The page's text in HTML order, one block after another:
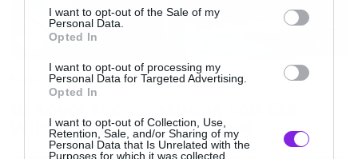
consent section.
I want to opt-out of the Sale of my
Personal Data.
Opted In
I want to opt-out of processing my
Personal Data for Targeted Advertising.
Opted In
I want to opt-out of Collection, Use,
Retention, Sale, and/or Sharing of my
Personal Data that Is Unrelated with the
Purposes for which it was collected.
του φέτος, γιορτάζει τα 20 χρόνια του, μιας και
από λάθος μέτρημα δεν τα γιορτάσαμε πέρσι
και για να κλείσω αυτό που άνοιξα , όταν
γράφω φωλιά εννοώ η καβάτζα, το σπίτι στη
παραλία στη άκρη του πουθενά, εκεί που
ακούστηκαν από τα χειροποίητα ηχεία του
Wilson από τους Slipknot